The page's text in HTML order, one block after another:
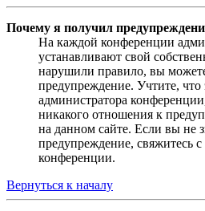
Почему я получил
На каждой конференции
устанавливают свой
нарушили правило, вы
предупреждение. Учтите, что
администратора
никакого отношения к
на данном сайте. Если вы не
предупреждение, свяжитесь
конференции.
Вернуться к началу